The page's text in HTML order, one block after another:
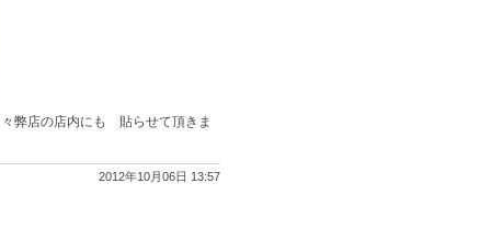
弊店の店内にも 貼らせて頂きま
2012年10月06日 13:57